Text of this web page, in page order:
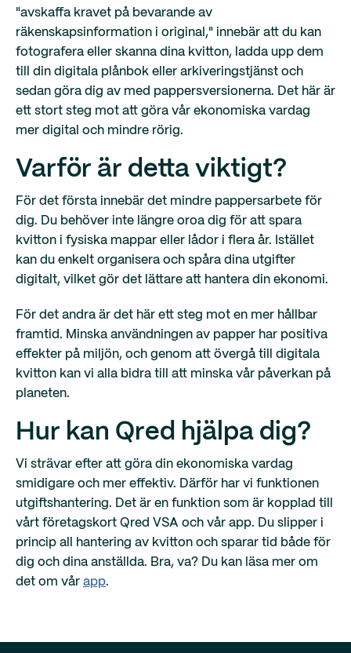
"avskaffa kravet på bevarande av
räkenskapsinformation i original," innebär att du kan
fotografera eller skanna dina kvitton, ladda upp dem
till din digitala plånbok eller arkiveringstjänst och
sedan göra dig av med pappersversionerna. Det här är
ett stort steg mot att göra vår ekonomiska vardag
mer digital och mindre rörig.
Varför är detta viktigt?
För det första innebär det mindre pappersarbete för
dig. Du behöver inte längre oroa dig för att spara
kvitton i fysiska mappar eller lådor i flera år. Istället
kan du enkelt organisera och spåra dina utgifter
digitalt, vilket gör det lättare att hantera din ekonomi.
För det andra är det här ett steg mot en mer hållbar
framtid. Minska användningen av papper har positiva
effekter på miljön, och genom att övergå till digitala
kvitton kan vi alla bidra till att minska vår påverkan på
planeten.
Hur kan Qred hjälpa dig?
Vi strävar efter att göra din ekonomiska vardag
smidigare och mer effektiv. Därför har vi funktionen
utgiftshantering. Det är en funktion som är kopplad till
vårt företagskort Qred VSA och vår app. Du slipper i
princip all hantering av kvitton och sparar tid både för
dig och dina anställda. Bra, va? Du kan läsa mer om
det om vår app.